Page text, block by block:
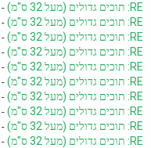
RE: תוכים גדולים (מעל 32 ס"מ) -
RE: תוכים גדולים (מעל 32 ס"מ) -
RE: תוכים גדולים (מעל 32 ס"מ) -
RE: תוכים גדולים (מעל 32 ס"מ) -
RE: תוכים גדולים (מעל 32 ס"מ) -
RE: תוכים גדולים (מעל 32 ס"מ) -
RE: תוכים גדולים (מעל 32 ס"מ) -
RE: תוכים גדולים (מעל 32 ס"מ) -
RE: תוכים גדולים (מעל 32 ס"מ) -
RE: תוכים גדולים (מעל 32 ס"מ) -